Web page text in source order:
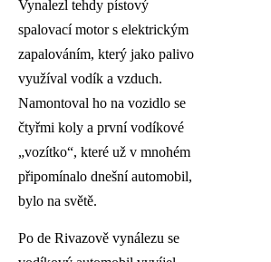
Vynalezl tehdy pístový
spalovací motor s elektrickým
zapalováním, který jako palivo
využíval vodík a vzduch.
Namontoval ho na vozidlo se
čtyřmi koly a první vodíkové
„vozítko“, které už v mnohém
připomínalo dnešní automobil,
bylo na světě.
Po de Rivazově vynálezu se